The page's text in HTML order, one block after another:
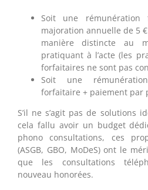
Soit une
majoration annuelle de 5
manière distincte au
pratiquant à l’acte (les
forfaitaires ne sont pas
Soit une
forfaitaire + paiement par
S’il ne s’agit pas de solutions
cela fallu avoir un budget
phono consultations, ces
(ASGB, GBO, MoDeS) ont le
que les consultations
nouveau honorées.